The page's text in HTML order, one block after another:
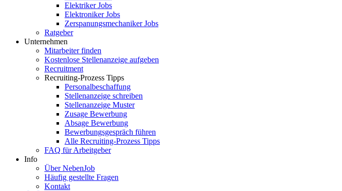
Elektriker Jobs
Elektroniker Jobs
Zerspanungsmechaniker Jobs
Ratgeber
Unternehmen
Mitarbeiter finden
Kostenlose Stellenanzeige aufgeben
Recruitment
Recruiting-Prozess Tipps
Personalbeschaffung
Stellenanzeige schreiben
Stellenanzeige Muster
Zusage Bewerbung
Absage Bewerbung
Bewerbungsgespräch führen
Alle Recruiting-Prozess Tipps
FAQ für Arbeitgeber
Info
Über NebenJob
Häufig gestellte Fragen
Kontakt